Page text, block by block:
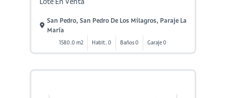
San Pedro, San Pedro De Los Milagros, Paraje La
María
1580.0 m2 Habit. 0 Baños 0 Garaje 0